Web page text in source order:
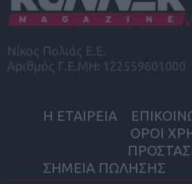
Νίκος Πολιάς Ε.Ε.
Αριθμός Γ.Ε.ΜΗ: 122559601000
Η ΕΤΑΙΡΕΙΑ
ΟΡΟΙ
ΣΗΜΕΙΑ ΠΩΛΗΣΗΣ